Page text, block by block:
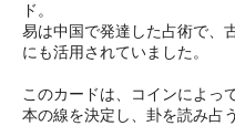
ド。
易は中国で発達した占術で、
にも活用されていました。
このカードは、コインによっ
本の線を決定し、卦を読み占